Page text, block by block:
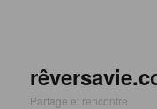
Partage et rencontre